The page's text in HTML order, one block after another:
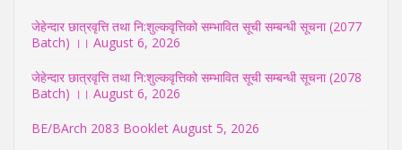
जेहेन्दार छात्रवृत्ति तथा नि:शुल्कवृत्तिको सम्भावित सूची सम्बन्धी सूचना (2077
Batch) ।। August 6, 2026
जेहेन्दार छात्रवृत्ति तथा नि:शुल्कवृत्तिको सम्भावित सूची सम्बन्धी सूचना (2078
Batch) ।। August 6, 2026
BE/BArch 2083 Booklet August 5, 2026